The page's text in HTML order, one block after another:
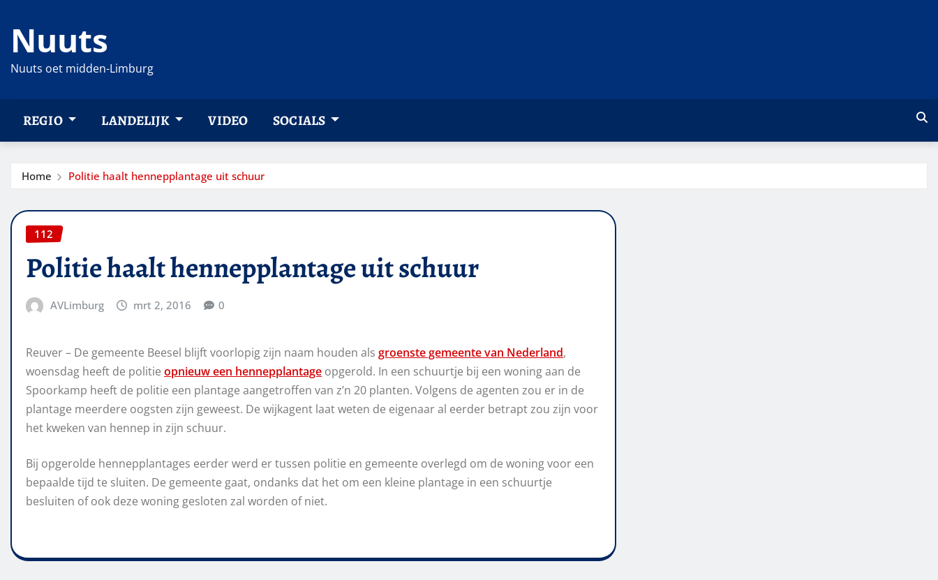
naar
inhoud
Nuuts
Nuuts oet midden-Limburg
REGIO LANDELIJK VIDEO SOCIALS
Home Politie haalt hennepplantage uit schuur
112
Politie haalt hennepplantage uit schuur
AVLimburg mrt 2, 2016 0
Reuver – De gemeente Beesel blijft voorlopig zijn naam houden als groenste gemeente van Nederland,
woensdag heeft de politie opnieuw een hennepplantage opgerold. In een schuurtje bij een woning aan de
Spoorkamp heeft de politie een plantage aangetroffen van z’n 20 planten. Volgens de agenten zou er in de
plantage meerdere oogsten zijn geweest. De wijkagent laat weten de eigenaar al eerder betrapt zou zijn voor
het kweken van hennep in zijn schuur.
Bij opgerolde hennepplantages eerder werd er tussen politie en gemeente overlegd om de woning voor een
bepaalde tijd te sluiten. De gemeente gaat, ondanks dat het om een kleine plantage in een schuurtje
besluiten of ook deze woning gesloten zal worden of niet.